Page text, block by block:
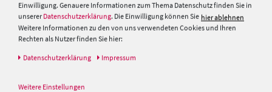
Balke Dockerscap Lakota im
used look
19,95 €
Balke Kapitänsmütze mit Anker
und Stickerei
Einwilligung. Genauere Informationen zum Thema Datenschutz finden Sie in
unserer Datenschutzerklärung. Die Einwilligung können Sie hier ablehnen
Weitere Informationen zu den von uns verwendeten Cookies und Ihren
Rechten als Nutzer finden Sie hier:
Daten­schutz­erklärung Impressum
Weitere Einstellungen